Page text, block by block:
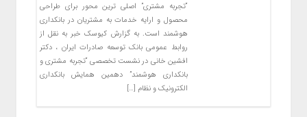
“تجربه مشتری” اصلی­ ترین محور برای طراحی
محصول و ارایه خدمات به مشتریان در بانکداری
هوشمند است. به گزارش کیوسک خبر به نقل از
روابط عمومی بانک توسعه صادرات ایران ، دکتر
افشین خانی در نشست تخصصی “تجربه مشتری و
بانکداری هوشمند” دهمین همایش بانکداری
الکترونیک و نظام­ […]